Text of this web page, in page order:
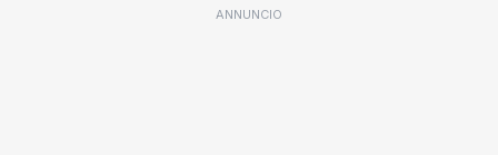
ANNUNCIO